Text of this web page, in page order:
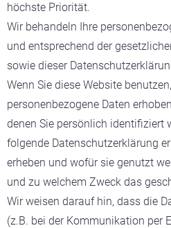
höchste Priorität.
Wir behandeln Ihre
und entsprechend der
sowie dieser
Wenn Sie diese Website
personenbezogene Daten
denen Sie persönlich identifiziert
folgende Datenschutzerklärung
erheben und wofür sie genutzt
und zu welchem Zweck das
Wir weisen darauf hin, dass die
(z.B. bei der Kommunikation per